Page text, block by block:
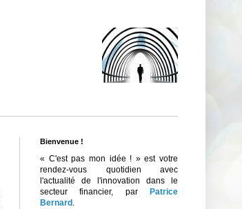
Bienvenue !
« C'est pas mon idée ! » est votre
rendez-vous quotidien avec
l'actualité de l'innovation dans le
secteur financier, par
Patrice
Bernard .